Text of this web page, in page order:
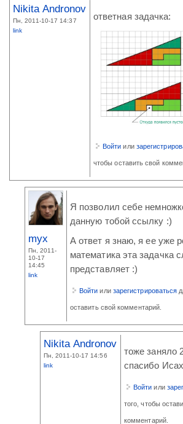
Nikita Andronov
Пн, 2011-10-17 14:37
link
ответная задачка:
Войти или
чтобы оставить свой
myx
Пн, 2011-
10-17
14:45
link
Я позволил себе
данную тобой ссылку :)
А ответ я знаю, я ее уже
математика эта задачка
представляет :)
Войти или зарегистрироваться
оставить свой комментарий.
Nikita Andronov
Пн, 2011-10-17 14:56
link
тоже заняло
спасибо
Войти или
того, чтобы
комментарий.